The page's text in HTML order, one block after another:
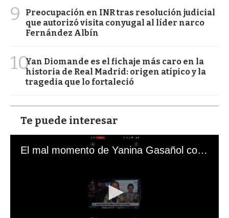
9
Preocupación en INR tras resolución judicial
que autorizó visita conyugal al líder narco
Fernández Albín
10Yan Diomande es el fichaje más caro en la
historia de Real Madrid: origen atípico y la
tragedia que lo fortaleció
Te puede interesar
El mal momento de Yanina Gasañol con un hincha argentino en "Subrayado"